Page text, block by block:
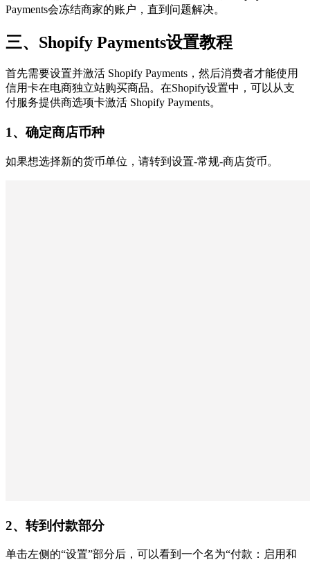
Payments会冻结商家的账户，直到问题解决。
三、Shopify Payments设置教程
首先需要设置并激活 Shopify Payments，然后消费者才能使用
信用卡在电商独立站购买商品。在Shopify设置中，可以从支
付服务提供商选项卡激活 Shopify Payments。
1、确定商店币种
如果想选择新的货币单位，请转到设置-常规-商店货币。
2、转到付款部分
单击左侧的“设置”部分后，可以看到一个名为“付款：启用和